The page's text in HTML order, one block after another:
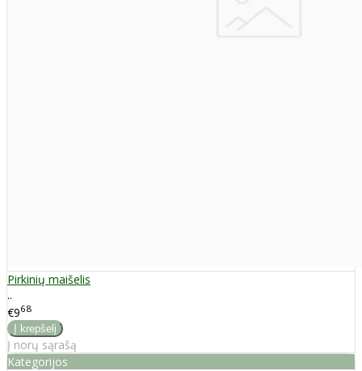
Pirkinių maišelis
..
€968
Į norų sąrašą
Kategorijos